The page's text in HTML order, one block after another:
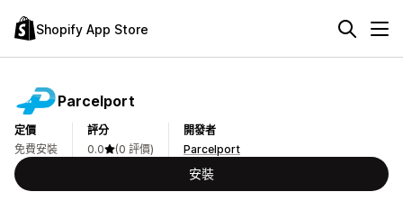
Shopify App Store
Parcelport
定價
免費安裝
評分
0.0
(0 評價)
開發者
Parcelport
安裝